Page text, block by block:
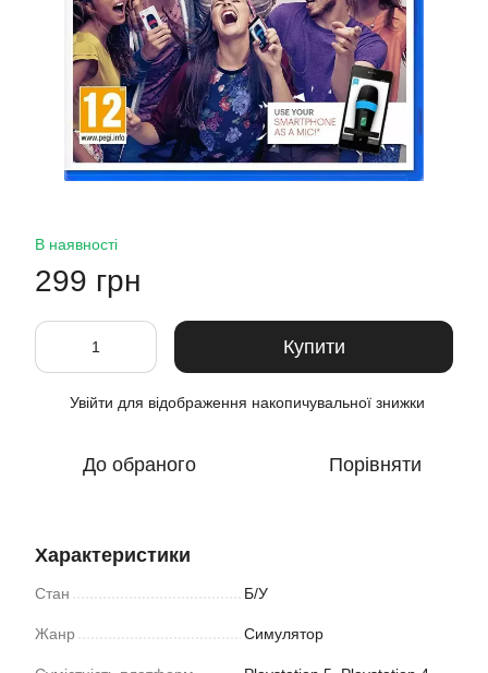
В наявності
299 грн
Купити
Увійти для відображення накопичувальної знижки
До обраного Порівняти
Характеристики
Стан Б/У
Жанр Симулятор